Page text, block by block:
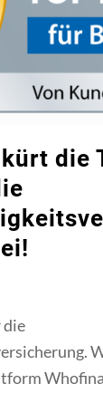
die
die